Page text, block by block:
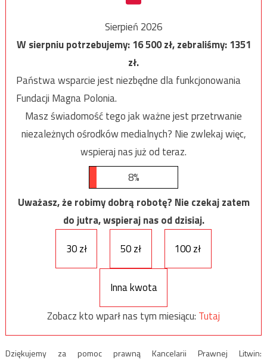
Sierpień 2026
W sierpniu potrzebujemy:16 500zł, zebraliśmy:1351
zł.
Państwa wsparcie jest niezbędne dla funkcjonowania
Fundacji Magna Polonia.
Masz świadomość tego jak ważne jest przetrwanie
niezależnych ośrodków medialnych? Nie zwlekaj więc,
wspieraj nas już od teraz.
8%
Uważasz, że robimy dobrą robotę? Nie czekaj zatem
do jutra, wspieraj nas od dzisiaj.
30 zł
50 zł 100 zł
Inna kwota
Zobacz kto wparł nas tym miesiącu: Tutaj
Dziękujemy za pomoc prawną Kancelarii Prawnej Litwin: